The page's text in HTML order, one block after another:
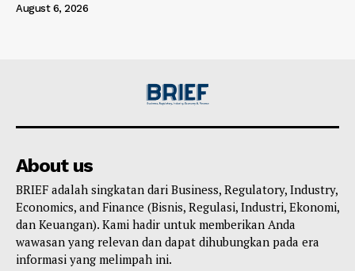
August 6, 2026
About us
BRIEF adalah singkatan dari Business, Regulatory, Industry,
Economics, and Finance (Bisnis, Regulasi, Industri, Ekonomi,
dan Keuangan). Kami hadir untuk memberikan Anda
wawasan yang relevan dan dapat dihubungkan pada era
informasi yang melimpah ini.